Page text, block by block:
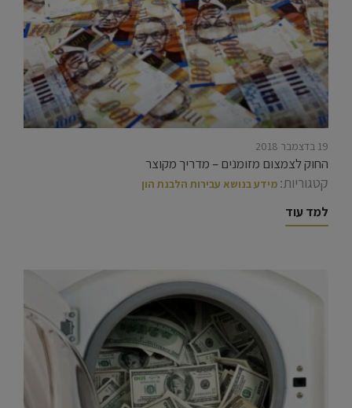
19 בדצמבר 2018
החוק לצמצום מזומנים – מדריך מקוצר
קטגוריות: מידע בנושא עבירות הלבנת הון
למד עוד